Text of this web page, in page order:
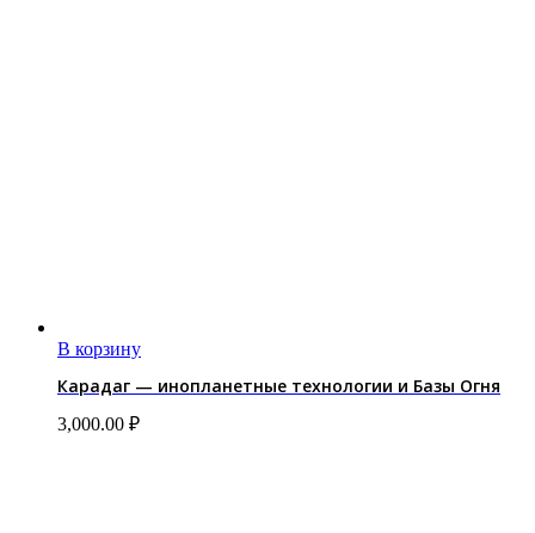
В корзину
Карадаг — инопланетные технологии и Базы Огня
3,000.00 ₽